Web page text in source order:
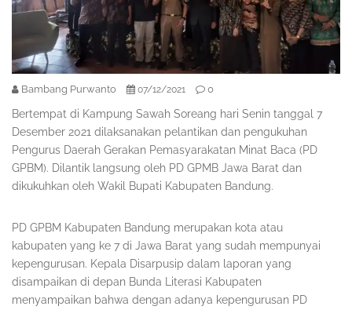
Bambang Purwanto 07/12/2021 0
Bertempat di Kampung Sawah Soreang hari Senin tanggal 7
Desember 2021 dilaksanakan pelantikan dan pengukuhan
Pengurus Daerah Gerakan Pemasyarakatan Minat Baca (PD
GPBM). Dilantik langsung oleh PD GPMB Jawa Barat dan
dikukuhkan oleh Wakil Bupati Kabupaten Bandung.
PD GPBM Kabupaten Bandung merupakan kota atau
kabupaten yang ke 7 di Jawa Barat yang sudah mempunyai
kepengurusan. Kepala Disarpusip dalam laporan yang
disampaikan di depan Bunda Literasi Kabupaten
menyampaikan bahwa dengan adanya kepengurusan PD